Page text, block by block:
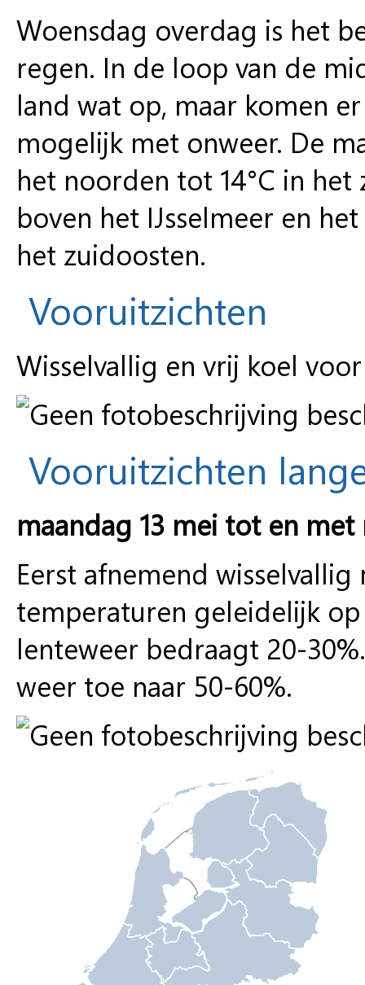
Woensdag overdag is het
regen. In de loop van de
land wat op, maar komen
mogelijk met onweer. De
het noorden tot 14°C in
boven het IJsselmeer en
het zuidoosten.
Vooruitzichten
Wisselvallig en vrij koel
Vooruitzichten
maandag 13 mei tot en
Eerst afnemend
temperaturen geleidelijk
lenteweer bedraagt 20-
weer toe naar 50-60%.